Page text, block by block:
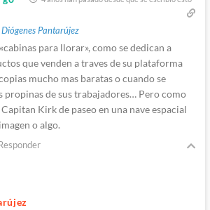
Diógenes Pantarújez
para llorar», como se dedican a
que venden a traves de su plataforma
mucho mas baratas o cuando se
propinas de sus trabajadores… Pero como
Kirk de paseo en una nave espacial
o algo.